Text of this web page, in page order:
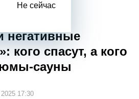
Не сейчас
кого спасут, а кого
сауны
17:30